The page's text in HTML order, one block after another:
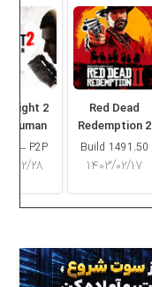
Red Dead
Redemption 2
Build 1491.50
۱۴۰۳/۰۲/۱۷
Light 2
Human
– P2P
۱۴۰۳/